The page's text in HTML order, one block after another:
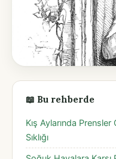
📖 Bu rehberde
Kış Aylarında
Sıklığı